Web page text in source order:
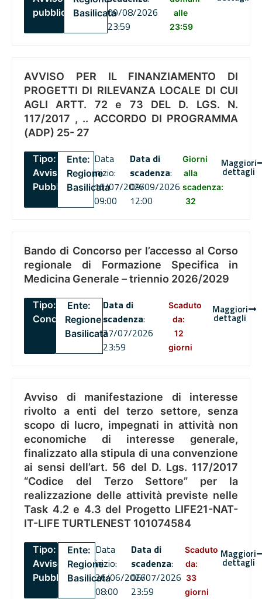
pubblico
Basilicata09/08/2026
23:59
alle
23:59
AVVISO PER IL FINANZIAMENTO DI
PROGETTI DI RILEVANZA LOCALE DI CUI
AGLI ARTT. 72 e 73 DEL D. LGS. N.
117/2017 , .. ACCORDO DI PROGRAMMA
(ADP) 25- 27
Tipo:
Avviso
Pubblico
Ente:
Regione
Basilicata
Data
inizio:
16/07/2026
09:00
Data di
scadenza:
09/09/2026
12:00
Giorni
alla
scadenza:
32
Maggiori
dettagli
Bando di Concorso per l’accesso al Corso
regionale di Formazione Specifica in
Medicina Generale – triennio 2026/2029
Tipo:
Concorsi
Ente:
Regione
Basilicata
Data di
scadenza:
27/07/2026
23:59
Scaduto
da:
12
giorni
Maggiori
dettagli
Avviso di manifestazione di interesse
rivolto a enti del terzo settore, senza
scopo di lucro, impegnati in attività non
economiche di interesse generale,
finalizzato alla stipula di una convenzione
ai sensi dell’art. 56 del D. Lgs. 117/2017
“Codice del Terzo Settore” per la
realizzazione delle attività previste nelle
Task 4.2 e 4.3 del Progetto LIFE21-NAT-
IT-LIFE TURTLENEST 101074584
Tipo:
Avviso
Pubblico
Ente:
Regione
Basilicata
Data
inizio:
26/06/2026
08:00
Data di
scadenza:
06/07/2026
23:59
Scaduto
da:
33
giorni
Maggiori
dettagli